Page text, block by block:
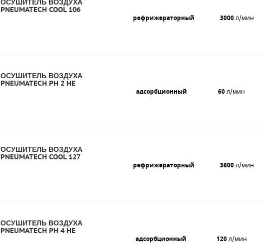
PNEUMATECH COOL 106
рефрижераторный
3000л/мин
ОСУШИТЕЛЬ ВОЗДУХА
PNEUMATECH PH 2 HE
адсорбционный
60л/мин
ОСУШИТЕЛЬ ВОЗДУХА
PNEUMATECH COOL 127
рефрижераторный
3600л/мин
ОСУШИТЕЛЬ ВОЗДУХА
PNEUMATECH PH 4 HE
адсорбционный
120л/мин